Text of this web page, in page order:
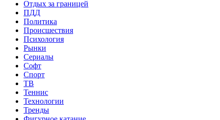
Отдых за границей
ПДД
Политика
Происшествия
Психология
Рынки
Сериалы
Софт
Спорт
ТВ
Теннис
Технологии
Тренды